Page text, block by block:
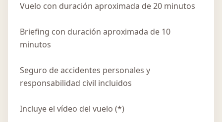
Vuelo con duración aproximada de 20 minutos
Briefing con duración aproximada de 10
minutos
Seguro de accidentes personales y
responsabilidad civil incluidos
Incluye el vídeo del vuelo (*)